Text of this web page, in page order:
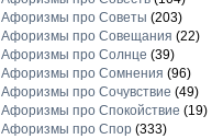
Афоризмы про Советы (203)
Афоризмы про Совещания (22)
Афоризмы про Солнце (39)
Афоризмы про Сомнения (96)
Афоризмы про Сочувствие (49)
Афоризмы про Спокойствие (19)
Афоризмы про Спор(333)